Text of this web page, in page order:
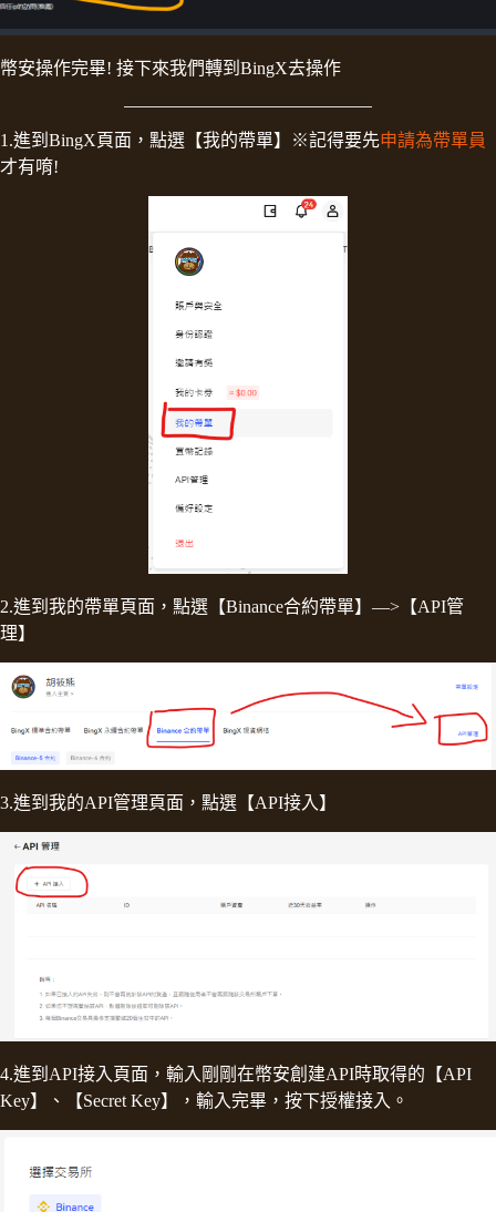
幣安操作完畢! 接下來我們轉到BingX去操作
1.進到BingX頁面，點選【我的帶單】※記得要先申請為帶單員
才有唷!
2.進到我的帶單頁面，點選【Binance合約帶單】—>【API管
理】
3.進到我的API管理頁面，點選【API接入】
4.進到API接入頁面，輸入剛剛在幣安創建API時取得的【API
Key】、【Secret Key】，輸入完畢，按下授權接入。